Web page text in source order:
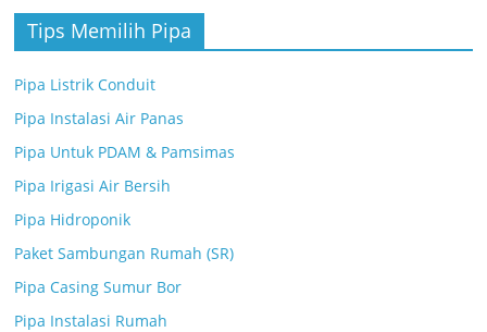
Tips Memilih Pipa
Pipa Listrik Conduit
Pipa Instalasi Air Panas
Pipa Untuk PDAM & Pamsimas
Pipa Irigasi Air Bersih
Pipa Hidroponik
Paket Sambungan Rumah (SR)
Pipa Casing Sumur Bor
Pipa Instalasi Rumah